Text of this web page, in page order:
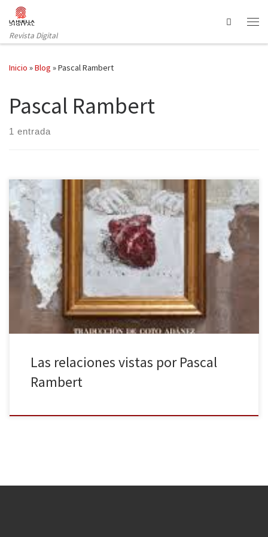
Saltar al contenido
Revista Digital
Search
Inicio »Blog »Pascal Rambert
Pascal Rambert
1 entrada
Pascal Rambert sorprendió en 2015 a los espectadores del
Festival Grec, en Barcelona, y del Festival de Otoño a Primavera,
en Madrid, con su pieza más representada y galardonada, La
clausura del amor. El montaje, protagonizado en su versión
española por Israel Elejalde y Bárbara Lennie, con dirección del
propio […]
Las relaciones vistas por Pascal
Rambert